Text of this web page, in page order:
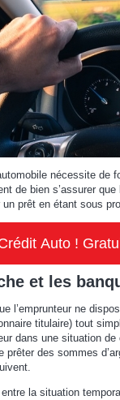
nécessite de
de bien s’assurer
prêt en étant sous
Auto !
et les
l’emprunteur ne
titulaire) tout
dans une situation
prêter des sommes
entre la situation